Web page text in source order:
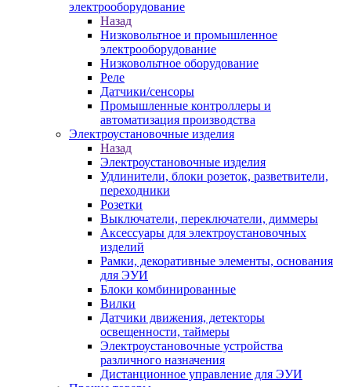
электрооборудование
Назад
Низковольтное и промышленное
электрооборудование
Низковольтное оборудование
Реле
Датчики/сенсоры
Промышленные контроллеры и
автоматизация производства
Электроустановочные изделия
Назад
Электроустановочные изделия
Удлинители, блоки розеток, разветвители,
переходники
Розетки
Выключатели, переключатели, диммеры
Аксессуары для электроустановочных
изделий
Рамки, декоративные элементы, основания
для ЭУИ
Блоки комбинированные
Вилки
Датчики движения, детекторы
освещенности, таймеры
Электроустановочные устройства
различного назначения
Дистанционное управление для ЭУИ